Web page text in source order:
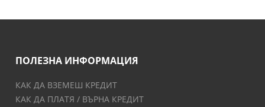
ПОЛЕЗНА ИНФОРМАЦИЯ
КАК ДА ВЗЕМЕШ КРЕДИТ
КАК ДА ПЛАТЯ / ВЪРНА КРЕДИТ